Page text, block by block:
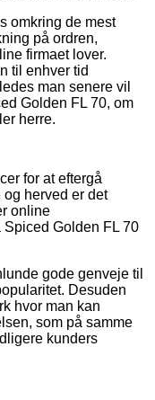
omkring de mest
på ordren,
firmaet lover.
til enhver tid
man senere vil
Golden FL 70, om
herre.
for at eftergå
herved er det
online
Golden FL 70
gode genveje til
Desuden
hvor man kan
som på samme
kunders